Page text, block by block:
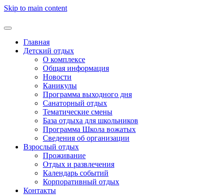
Skip to main content
Главная
Детский отдых
О комплексе
Общая информация
Новости
Каникулы
Программа выходного дня
Санаторный отдых
Тематические смены
База отдыха для школьников
Программа Школа вожатых
Cведения об организации
Взрослый отдых
Проживание
Отдых и развлечения
Календарь событий
Корпоративный отдых
Контакты